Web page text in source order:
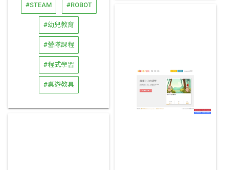
#STEAM #ROBOT
#幼兒教育
#營隊課程
#程式學習
#桌遊教具